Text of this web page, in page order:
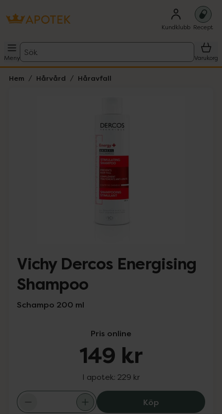
Kundklubb Recept
Meny
Sök
Varukorg
Hem Hårvård Håravfall
Vichy Dercos Energising
Shampoo
Schampo 200 ml
Pris online
149 kr
I apotek: 229 kr
KöpVichy Dercos